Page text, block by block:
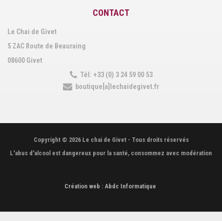
CONTACT
Le Chai de Givet
5 ZAC Route de Beauraing
08600 Givet
Tél: +33 (0) 3 24 59 00 53
boutique[a]lechaidegivet.fr
Copyright © 2026 Le chai de Givet - Tous droits réservés
L'abus d'alcool est dangereux pour la santé, consommez avec modération
Création web : Abdc Informatique